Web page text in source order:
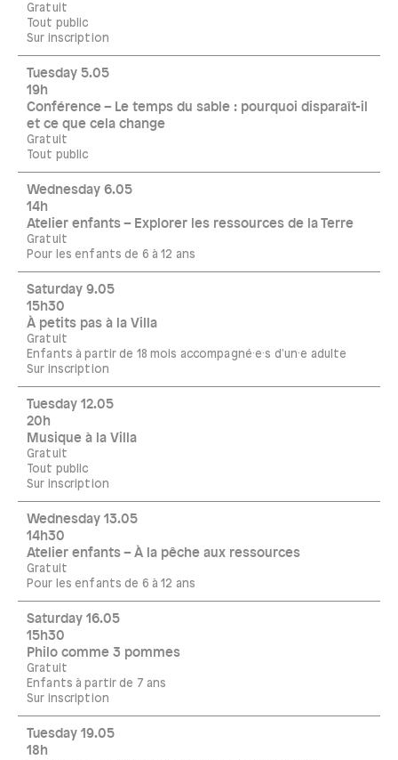
Gratuit
Tout public
Sur inscription
Tuesday 5.05
19h
Conférence – Le temps du sable : pourquoi disparaît-il
et ce que cela change
Gratuit
Tout public
Wednesday 6.05
14h
Atelier enfants – Explorer les ressources de la Terre
Gratuit
Pour les enfants de 6 à 12 ans
Saturday 9.05
15h30
À petits pas à la Villa
Gratuit
Enfants à partir de 18 mois accompagné·e·s d'un·e adulte
Sur inscription
Tuesday 12.05
20h
Musique à la Villa
Gratuit
Tout public
Sur inscription
Wednesday 13.05
14h30
Atelier enfants – À la pêche aux ressources
Gratuit
Pour les enfants de 6 à 12 ans
Saturday 16.05
15h30
Philo comme 3 pommes
Gratuit
Enfants à partir de 7 ans
Sur inscription
Tuesday 19.05
18h